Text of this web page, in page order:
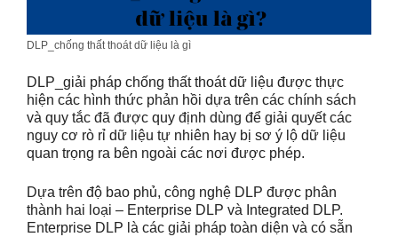
DLP_chống thất thoát dữ liệu là gì
DLP_giải pháp chống thất thoát dữ liệu được thực
hiện các hình thức phản hồi dựa trên các chính sách
và quy tắc đã được quy định dùng để giải quyết các
nguy cơ rò rỉ dữ liệu tự nhiên hay bị sơ ý lộ dữ liệu
quan trọng ra bên ngoài các nơi được phép.
Dựa trên độ bao phủ, công nghệ DLP được phân
thành hai loại – Enterprise DLP và Integrated DLP.
Enterprise DLP là các giải pháp toàn diện và có sẵn